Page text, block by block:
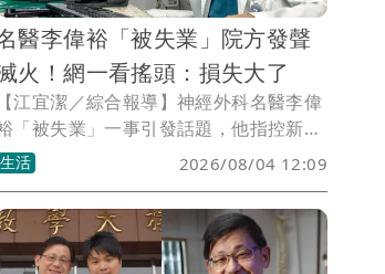
醫李偉裕「被失業」院方發聲
火！網一看搖頭：損失大了
【江宜潔／綜合報導】神經外科名醫李偉
「被失業」一事引發話題，他指控新一
聘任合約原已達成共識，怎料台中大甲
綜合醫院卻遲遲不簽、甚至反悔，拖到
後一天協商破局便火速取消他所有門診
手術，一夕遭迫離開服務30年的地方；
此，院方也親上火線回應風波。
生活 2026/08/04 12:09